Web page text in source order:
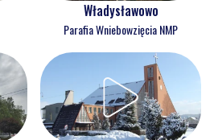
Władysławowo
Parafia Wniebowzięcia NMP